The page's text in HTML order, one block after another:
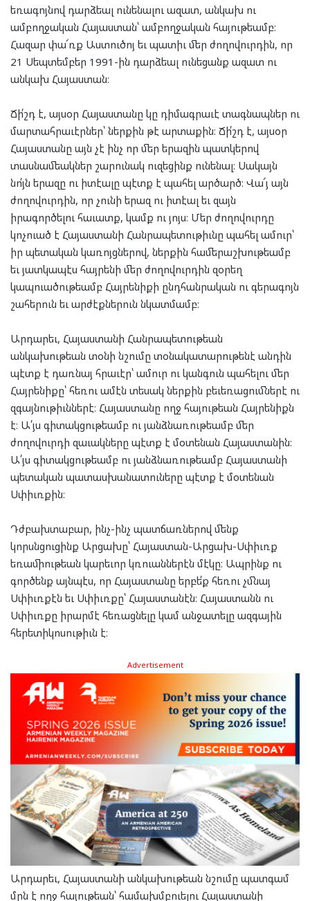
եռագոյնով դարձեալ ունենալու ազատ, անկախ ու
ամբողջական Հայաստան՝ ամբողջական հայութեամբ։
Հազար փա՜ռք Աստուծոյ եւ պատիւ մեր ժողովուրդին, որ
21 Սեպտեմբեր 1991-ին դարձեալ ունեցանք ազատ ու
անկախ Հայաստան։
Ճի՛շդ է, այսօր Հայաստանը կը դիմագրաւէ տագնապներ ու
մարտահրաւէրներ՝ ներքին թէ արտաքին։ Ճի՛շդ է, այսօր
Հայաստանը այն չէ ինչ որ մեր երազին պատկերով
տասնամեակներ շարունակ ուզեցինք ունենալ։ Սակայն
նո՛յն երազը ու իտէալը պէտք է պահել արծարծ։ Վա՜յ այն
ժողովուրդին, որ չունի երազ ու իտէալ եւ զայն
իրագործելու հաւատք, կամք ու յոյս։ Մեր ժողովուրդը
կոչուած է Հայաստանի Հանրապետութիւնը պահել ամուր՝
իր պետական կառոյցներով, ներքին համերաշխութեամբ
եւ յատկապէս հայրենի մեր ժողովուրդին զօրեղ
կապուածութեամբ Հայրենիքի ընդհանրական ու գերագոյն
շահերուն եւ արժէքներուն նկատմամբ։
Արդարեւ, Հայաստանի Հանրապետութեան
անկախութեան տօնի նշումը տօնակատարութենէ անդին
պէտք է դառնայ հրաւէր՝ ամուր ու կանգուն պահելու մեր
Հայրենիքը՝ հեռու ամէն տեսակ ներքին բեւեռացումներէ ու
զգայնութիւններէ։ Հայաստանը ողջ հայութեան Հայրենիքն
է։ Ա՛յս գիտակցութեամբ ու յանձնառութեամբ մեր
ժողովուրդի զաւակները պէտք է մօտենան Հայաստանին։
Ա՛յս գիտակցութեամբ ու յանձնառութեամբ Հայաստանի
պետական պատասխանատուները պէտք է մօտենան
Սփիւռքին։
Դժբախտաբար, ինչ-ինչ պատճառներով մենք
կորսնցուցինք Արցախը՝ Հայաստան-Արցախ-Սփիւռք
եռամիութեան կարեւոր կռուաններէն մէկը։ Ապրինք ու
գործենք այնպէս, որ Հայաստանը երբե՛ք հեռու չմնայ
Սփիւռքէն եւ Սփիւռքը՝ Հայաստանէն։ Հայաստանն ու
Սփիւռքը իրարմէ հեռացնելը կամ անջատելը ազգային
հերետիկոսութիւն է։
Advertisement
Արդարեւ, Հայաստանի անկախութեան նշումը պատգամ
մըն է ողջ հայութեան՝ համախմբուելու Հայաստանի